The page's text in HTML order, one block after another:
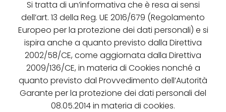
Si tratta di un’informativa che è resa ai sensi
dell’art. 13 della Reg. UE 2016/679 (Regolamento
Europeo per la protezione dei dati personali) e si
ispira anche a quanto previsto dalla Direttiva
2002/58/CE, come aggiornata dalla Direttiva
2009/136/CE, in materia di Cookies nonché a
quanto previsto dal Provvedimento dell’Autorità
Garante per la protezione dei dati personali del
08.05.2014 in materia di cookies.